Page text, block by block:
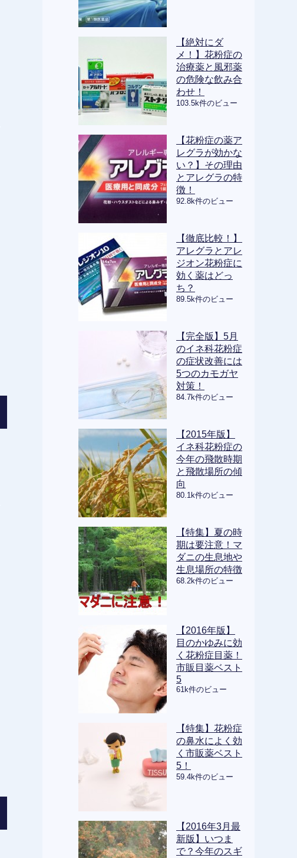
【絶対にダ
メ！】花粉症の
治療薬と風邪薬
の危険な飲み合
わせ！
103.5k件のビュー
【花粉症の薬ア
レグラが効かな
い？】その理由
とアレグラの特
徴！
92.8k件のビュー
【徹底比較！】
アレグラとアレ
ジオン花粉症に
効く薬はどっ
ち？
89.5k件のビュー
【完全版】5月
のイネ科花粉症
の症状改善には
5つのカモガヤ
対策！
84.7k件のビュー
【2015年版】
イネ科花粉症の
今年の飛散時期
と飛散場所の傾
向
80.1k件のビュー
【特集】夏の時
期は要注意！マ
ダニの生息地や
生息場所の特徴
68.2k件のビュー
【2016年版】
目のかゆみに効
く花粉症目薬！
市販目薬ベスト
5
61k件のビュー
【特集】花粉症
の鼻水によく効
く市販薬ベスト
5！
59.4k件のビュー
【2016年3月最
新版】いつま
で？今年のスギ